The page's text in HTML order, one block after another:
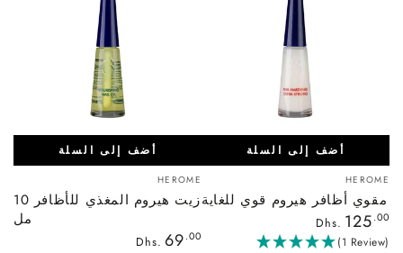
بائع:
HEROME
مقوي أظافر هيروم قوي للغاية
العادي
Dhs. 125.00
أضف إلى السلة
(1 Review)
بائع:
HEROME
زيت هيروم المغذي للأظافر 10
مل
Dhs. 69.00
أضف إلى السلة